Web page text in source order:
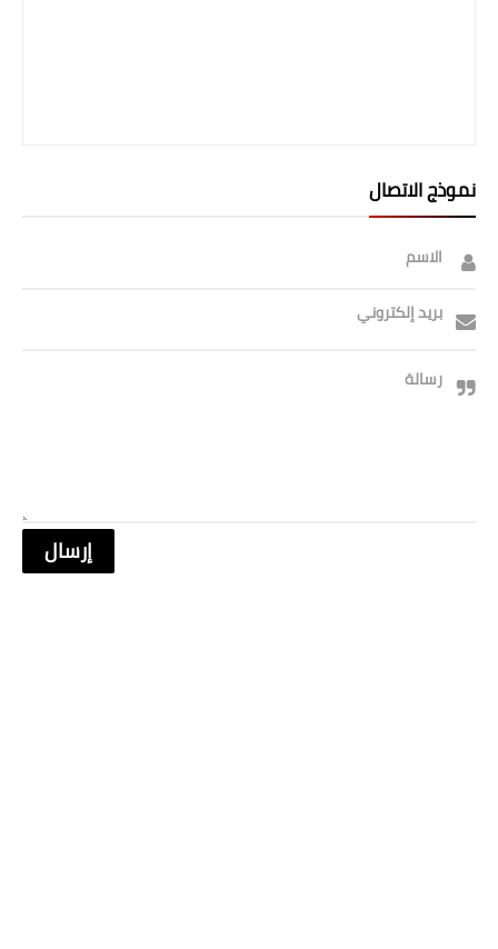
نموذج الاتصال
الاسم
بريد إلكتروني
رسالة